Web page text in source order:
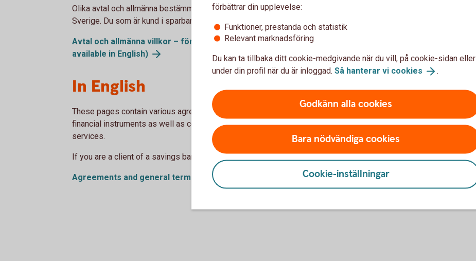
Olika avtal och allmänna bestämmelser gäller beroende på om du är kund i eller utanför
Sverige. Du som är kund i sparbank hänvisas även till aktuell sparbanks hemsida.
Avtal och allmänna villkor – för kunder i Sverige(some documents are also
available in English)
In English
These pages contain various agreements and general terms and conditions for trading in
financial instruments as well as certain other essential information regarding investment
services.
If you are a client of a savings bank, please contact your savings bank.
Agreements and general terms – clients of Swedbank's branch inNorway
förbättrar din upplevelse:
Funktioner, prestanda och statistik
Relevant marknadsföring
Du kan ta tillbaka ditt cookie-medgivande när du vill, på cookie-sidan eller
under din profil när du är inloggad. Så hanterar vi cookies .
Godkänn alla cookies
Bara nödvändiga cookies
Cookie-inställningar